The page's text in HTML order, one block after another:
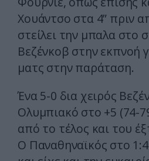
Χουάντσο στα 4” πριν
στείλει την μπαλα στο
Βεζένκοβ στην εκπνοή
ματς στην παράταση.
Ένα 5-0 δια χειρός
Ολυμπιακό στο +5 (74-
από το τέλος και του
Ο Παναθηναϊκός στο